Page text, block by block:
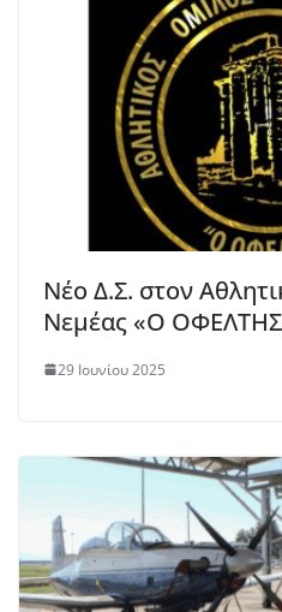
Νέο Δ.Σ. στον
Νεμέας «Ο
29 Ιουνίου 2025